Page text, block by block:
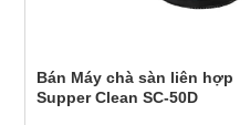
Bán Máy chà sàn liên hợp
Supper Clean SC-50D